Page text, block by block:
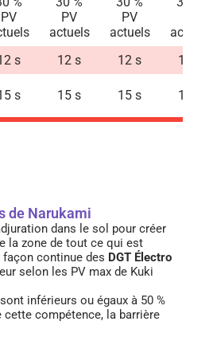
PV
PV
actuels
PV
actuels
actuels
s 12 s 12 s
12 s
s 15 s 15 s 15 s
de Narukami
dans le sol pour créer
la zone de tout ce qui est
continue des DGT Électro
selon les PV max de Kuki
inférieurs ou égaux à 50 %
compétence, la barrière